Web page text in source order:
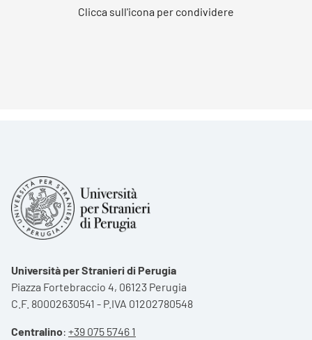
Clicca sull'icona per condividere
Università per Stranieri di Perugia
Piazza Fortebraccio 4, 06123 Perugia
C.F. 80002630541 - P.IVA 01202780548
Centralino: +39 075 5746 1